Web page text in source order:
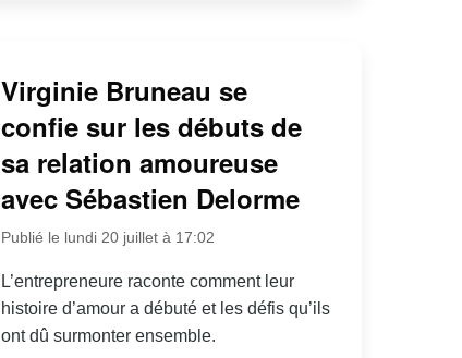
Virginie Bruneau se
confie sur les débuts de
sa relation amoureuse
avec Sébastien Delorme
Publié le lundi 20 juillet à 17:02
L’entrepreneure raconte comment leur
histoire d’amour a débuté et les défis qu’ils
ont dû surmonter ensemble.